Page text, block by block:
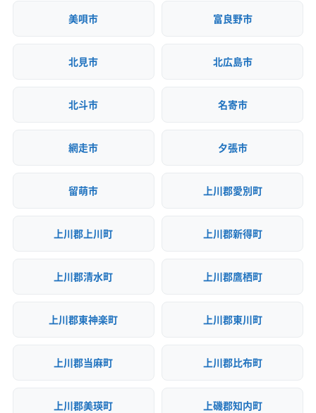
美唄市 富良野市
北見市 北広島市
北斗市 名寄市
網走市 夕張市
留萌市 上川郡愛別町
上川郡上川町 上川郡新得町
上川郡清水町 上川郡鷹栖町
上川郡東神楽町 上川郡東川町
上川郡当麻町 上川郡比布町
上川郡美瑛町 上磯郡知内町